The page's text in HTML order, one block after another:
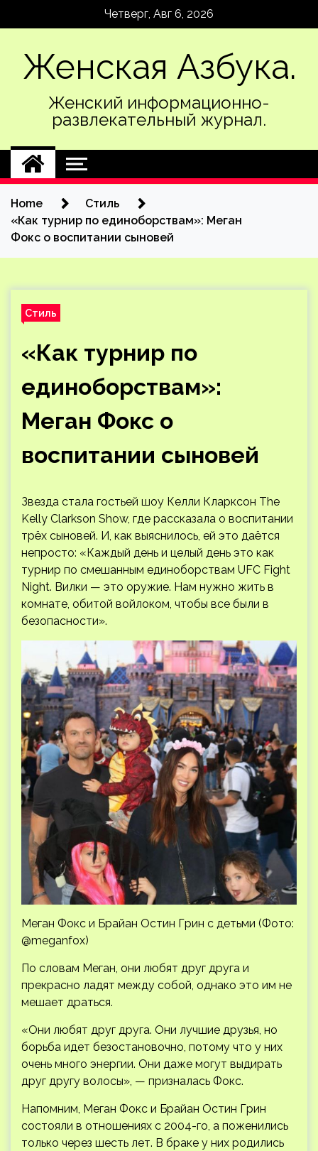
Четверг, Авг 6, 2026
Женская Азбука.
Женский информационно-
развлекательный журнал.
Home
Стиль
«Как турнир по единоборствам»: Меган
Фокс о воспитании сыновей
Стиль
«Как турнир по
единоборствам»:
Меган Фокс о
воспитании сыновей
Звезда стала гостьей шоу Келли Кларксон The
Kelly Clarkson Show, где рассказала о воспитании
трёх сыновей. И, как выяснилось, ей это даётся
непросто: «Каждый день и целый день это как
турнир по смешанным единоборствам UFC Fight
Night. Вилки — это оружие. Нам нужно жить в
комнате, обитой войлоком, чтобы все были в
безопасности».
Меган Фокс и Брайан Остин Грин с детьми (Фото:
@meganfox)
По словам Меган, они любят друг друга и
прекрасно ладят между собой, однако это им не
мешает драться.
«Они любят друг друга. Они лучшие друзья, но
борьба идет безостановочно, потому что у них
очень много энергии. Они даже могут выдирать
друг другу волосы», — призналась Фокс.
Напомним, Меган Фокс и Брайан Остин Грин
состояли в отношениях с 2004-го, а поженились
только через шесть лет. В браке у них родились